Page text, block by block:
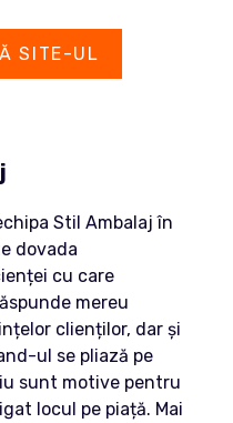
SITE-UL
Stil Ambalaj în
dovada
cu care
mereu
clienților, dar și
ul se pliază pe
sunt motive pentru
locul pe piață. Mai